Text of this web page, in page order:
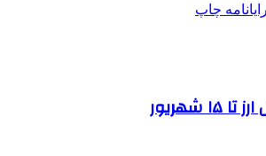
رایانامه چاپ